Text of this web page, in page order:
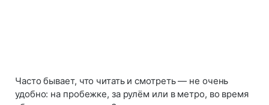
Часто бывает, что читать и смотреть — не очень
удобно: на пробежке, за рулём или в метро, во время